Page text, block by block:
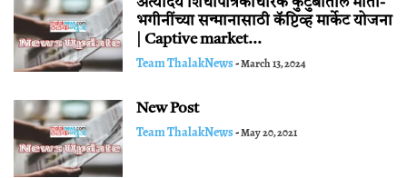
अंत्योदय शिधापत्रिकाधारक कुटुंबांतील माता-
भगीनींच्या सन्मानासाठी कॅप्टिव्ह मार्केट योजना
| Captive market...
Team ThalakNews-March 13, 2024
New Post
Team ThalakNews-May 20, 2021